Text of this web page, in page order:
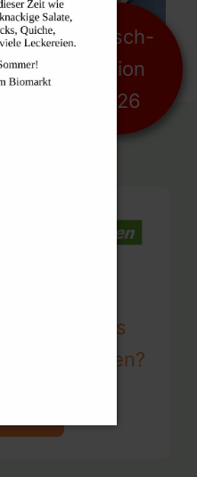
Fleisch-
aktion
2026
des
werden?